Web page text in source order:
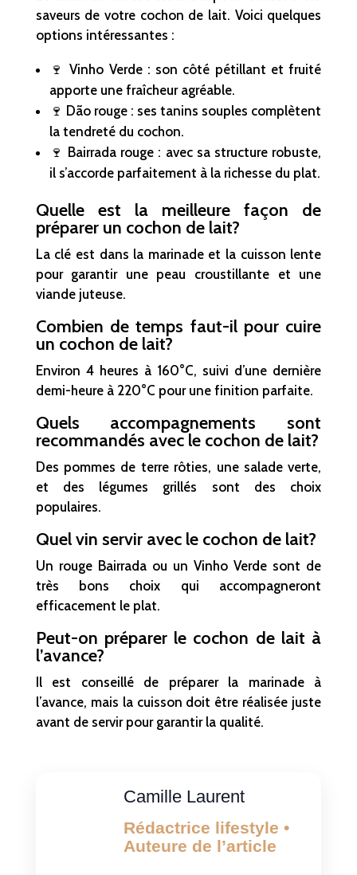
saveurs de votre cochon de lait. Voici quelques
options intéressantes :
🍷 Vinho Verde : son côté pétillant et fruité
apporte une fraîcheur agréable.
🍷 Dão rouge : ses tanins souples complètent
la tendreté du cochon.
🍷 Bairrada rouge : avec sa structure robuste,
il s’accorde parfaitement à la richesse du plat.
Quelle est la meilleure façon de
préparer un cochon de lait?
La clé est dans la marinade et la cuisson lente
pour garantir une peau croustillante et une
viande juteuse.
Combien de temps faut-il pour cuire
un cochon de lait?
Environ 4 heures à 160°C, suivi d’une dernière
demi-heure à 220°C pour une finition parfaite.
Quels accompagnements sont
recommandés avec le cochon de lait?
Des pommes de terre rôties, une salade verte,
et des légumes grillés sont des choix
populaires.
Quel vin servir avec le cochon de lait?
Un rouge Bairrada ou un Vinho Verde sont de
très bons choix qui accompagneront
efficacement le plat.
Peut-on préparer le cochon de lait à
l’avance?
Il est conseillé de préparer la marinade à
l’avance, mais la cuisson doit être réalisée juste
avant de servir pour garantir la qualité.
Camille Laurent
Rédactrice lifestyle •
Auteure de l’article